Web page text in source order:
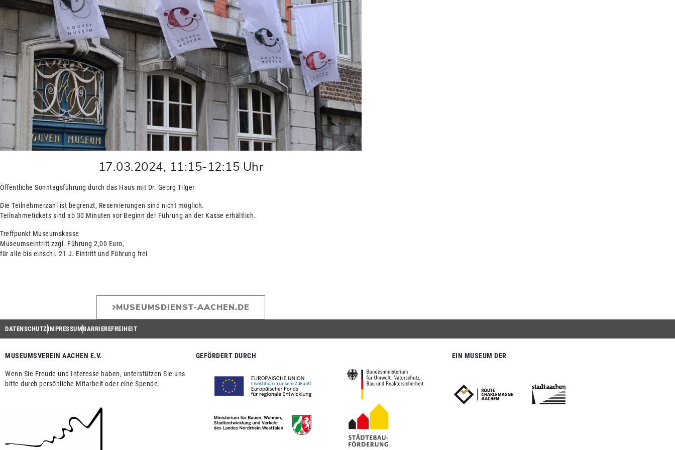
17.03.2024, 11:15-12:15 Uhr
Öffentliche Sonntagsführung durch das Haus mit Dr. Georg Tilger
Die Teilnehmerzahl ist begrenzt, Reservierungen sind nicht möglich.
Teilnahmetickets sind ab 30 Minuten vor Beginn der Führung an der Kasse erhältlich.
Treffpunkt Museumskasse
Museumseintritt zzgl. Führung 2,00 Euro,
für alle bis einschl. 21 J. Eintritt und Führung frei
MUSEUMSDIENST-AACHEN.DE
DATENSCHUTZIMPRESSUMBARRIEREFREIHEIT
MUSEUMSVEREIN AACHEN E.V.
Wenn Sie Freude und Interesse haben, unterstützen Sie uns
bitte durch persönliche Mitarbeit oder eine Spende.
GEFÖRDERT DURCH EIN MUSEUM DER